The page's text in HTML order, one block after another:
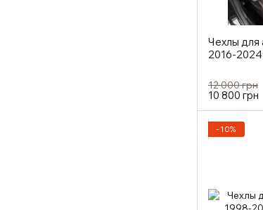
Чехлы для
2016-2024
12 000 грн
10 800 грн
−10%